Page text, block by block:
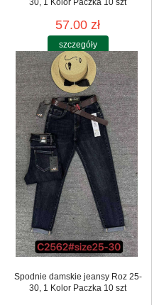
30, 1 Kolor Paczka 10 szt
57.00 zł
szczegóły
Spodnie damskie jeansy Roz 25-
30, 1 Kolor Paczka 10 szt